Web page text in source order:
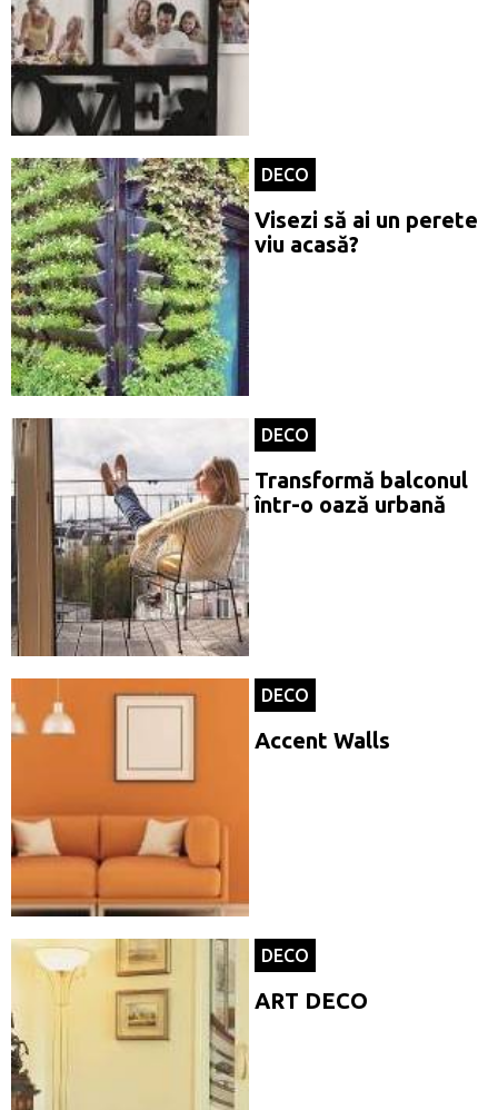
DECO
Visezi să ai un perete
viu acasă?
DECO
Transformă balconul
într-o oază urbană
DECO
Accent Walls
DECO
ART DECO